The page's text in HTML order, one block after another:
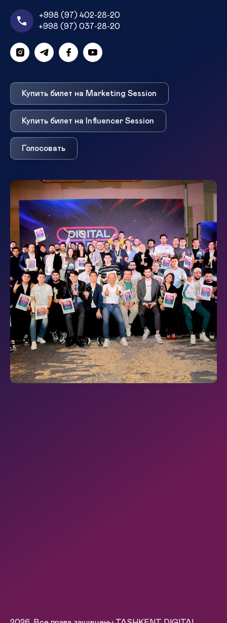
+998 (97) 402-28-20
+998 (97) 037-28-20
Купить билет на Marketing Session
Купить билет на Influencer Session
Голосовать